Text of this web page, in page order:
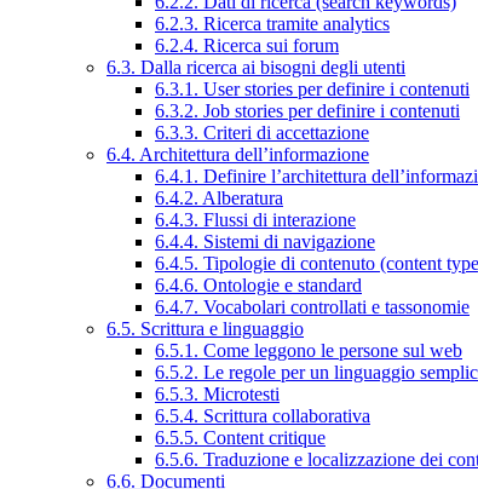
6.2.3. Ricerca tramite analytics
6.2.4. Ricerca sui forum
6.3. Dalla ricerca ai bisogni degli utenti
6.3.1. User stories per definire i contenuti
6.3.2. Job stories per definire i contenuti
6.3.3. Criteri di accettazione
6.4. Architettura dell’informazione
6.4.1. Definire l’architettura
6.4.2. Alberatura
6.4.3. Flussi di interazione
6.4.4. Sistemi di navigazione
6.4.5. Tipologie di contenuto (content
6.4.6. Ontologie e standard
6.4.7. Vocabolari controllati e tassonomie
6.5. Scrittura e linguaggio
6.5.1. Come leggono le persone sul web
6.5.2. Le regole per un linguaggio
6.5.3. Microtesti
6.5.4. Scrittura collaborativa
6.5.5. Content critique
6.5.6. Traduzione e localizzazione dei
6.6. Documenti